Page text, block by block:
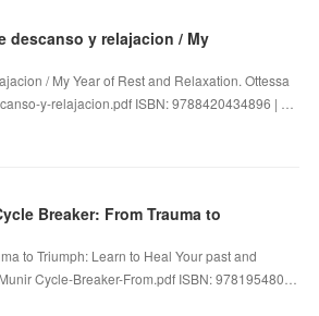
descanso y relajacion / My
/ My Year of Rest and Relaxation. Ottessa
y-relajacion.pdf ISBN: 9788420434896 | …
Breaker: From Trauma to
to Triumph: Learn to Heal Your past and
Cycle-Breaker-From.pdf ISBN: 978195480…